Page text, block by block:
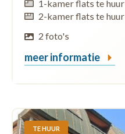
1-kamer flats te huur
2-kamer flats te huur
2 foto's
meer informatie
TE HUUR